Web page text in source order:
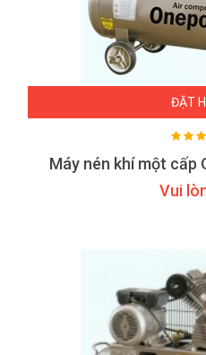
ĐẶT
Máy nén khí một cấp
Vui